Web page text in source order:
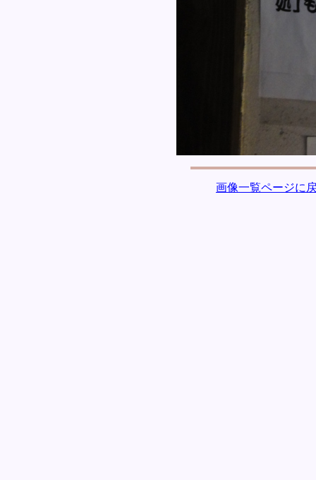
画像一覧ページに